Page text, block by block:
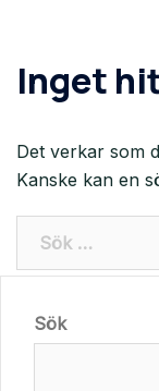
Inget
Det verkar som
Kanske kan en
Sök